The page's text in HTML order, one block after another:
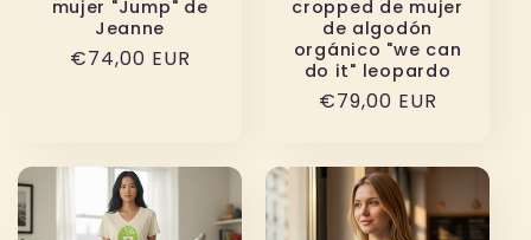
mujer "Jump" de
Jeanne
Precio
€74,00 EUR
cropped de mujer
de algodón
orgánico "we can
do it" leopardo
Precio
€79,00 EUR